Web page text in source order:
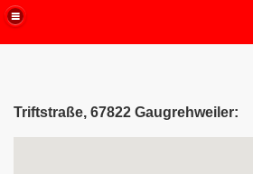
Triftstraße, 67822 Gaugrehweiler: